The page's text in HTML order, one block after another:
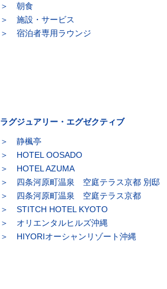
朝食
施設・サービス
宿泊者専用ラウンジ
ラグジュアリー・エグゼクティブ
静楓亭
HOTEL OOSADO
HOTEL AZUMA
四条河原町温泉 空庭テラス京都 別邸
四条河原町温泉 空庭テラス京都
STITCH HOTEL KYOTO
オリエンタルヒルズ沖縄
HIYORIオーシャンリゾート沖縄